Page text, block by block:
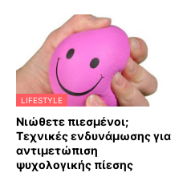
LIFESTYLE
Νιώθετε πιεσμένοι;
Τεχνικές ενδυνάμωσης για
αντιμετώπιση
ψυχολογικής πίεσης